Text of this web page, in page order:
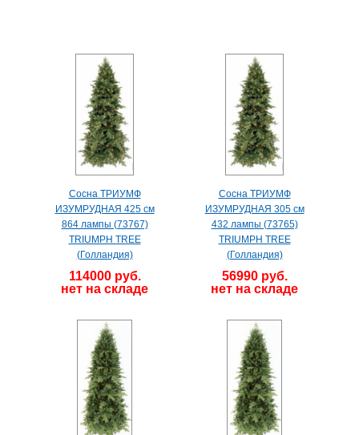
Сосна ТРИУМФ
ИЗУМРУДНАЯ 425 см
864 лампы (73767)
TRIUMPH TREE
(Голландия)
114000 руб.
нет на складе
Сосна ТРИУМФ
ИЗУМРУДНАЯ 305 см
432 лампы (73765)
TRIUMPH TREE
(Голландия)
56990 руб.
нет на складе